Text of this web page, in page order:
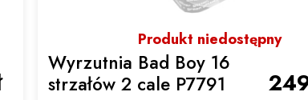
Produkt niedostępny
Wyrzutnia Bad Boy 16
strzałów 2 cale P7791